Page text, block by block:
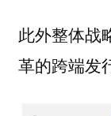
此外整体战
革的跨端发